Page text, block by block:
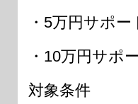
・5万円サポ
・10万円サポ
対象条件